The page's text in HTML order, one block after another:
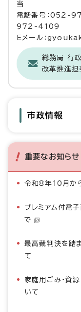
当
電話番号：052-
972-4109
Eメール：
総務局 行
改革推進担
市政情報
重要なお知らせ
令和8年10月か
プレミアム付電
で
最高裁判決を踏
て
家庭用ごみ・資
いて